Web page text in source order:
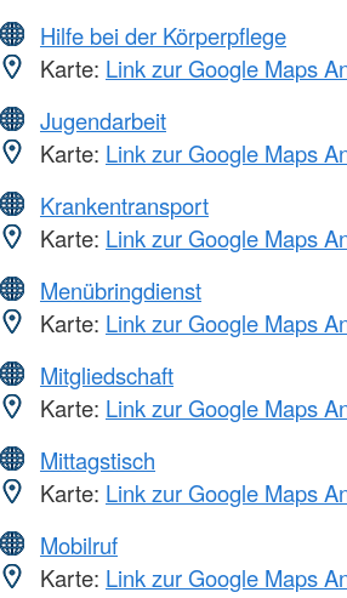
Hilfe bei der Körperpflege
Karte: Link zur Google Maps
Jugendarbeit
Karte: Link zur Google Maps
Krankentransport
Karte: Link zur Google Maps
Menübringdienst
Karte: Link zur Google Maps
Mitgliedschaft
Karte: Link zur Google Maps
Mittagstisch
Karte: Link zur Google Maps
Mobilruf
Karte: Link zur Google Maps